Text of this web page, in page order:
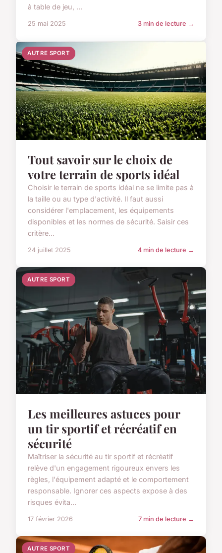
à table de jeu, ...
25 mai 2025 3 min de lecture →
AUTRE SPORT
Tout savoir sur le choix de
votre terrain de sports idéal
Choisir le terrain de sports idéal ne se limite pas à
la taille ou au type d'activité. Il faut aussi
considérer l'emplacement, les équipements
disponibles et les normes de sécurité. Saisir ces
critère...
24 juillet 2025 4 min de lecture →
AUTRE SPORT
Les meilleures astuces pour
un tir sportif et récréatif en
sécurité
Maîtriser la sécurité au tir sportif et récréatif
relève d'un engagement rigoureux envers les
règles, l'équipement adapté et le comportement
responsable. Ignorer ces aspects expose à des
risques évita...
17 février 2026 7 min de lecture →
AUTRE SPORT